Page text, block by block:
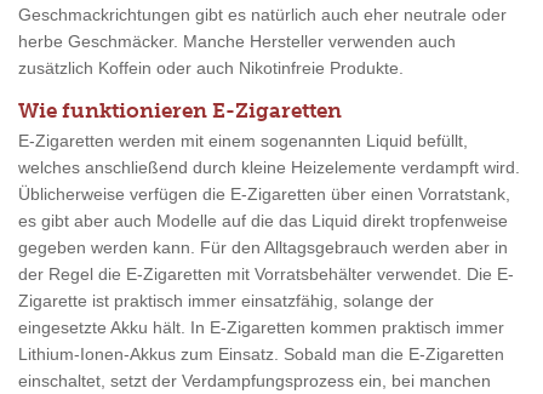
Geschmackrichtungen gibt es natürlich auch eher neutrale oder
herbe Geschmäcker. Manche Hersteller verwenden auch
zusätzlich Koffein oder auch Nikotinfreie Produkte.
Wie funktionieren E-Zigaretten
E-Zigaretten werden mit einem sogenannten Liquid befüllt,
welches anschließend durch kleine Heizelemente verdampft wird.
Üblicherweise verfügen die E-Zigaretten über einen Vorratstank,
es gibt aber auch Modelle auf die das Liquid direkt tropfenweise
gegeben werden kann. Für den Alltagsgebrauch werden aber in
der Regel die E-Zigaretten mit Vorratsbehälter verwendet. Die E-
Zigarette ist praktisch immer einsatzfähig, solange der
eingesetzte Akku hält. In E-Zigaretten kommen praktisch immer
Lithium-Ionen-Akkus zum Einsatz. Sobald man die E-Zigaretten
einschaltet, setzt der Verdampfungsprozess ein, bei manchen